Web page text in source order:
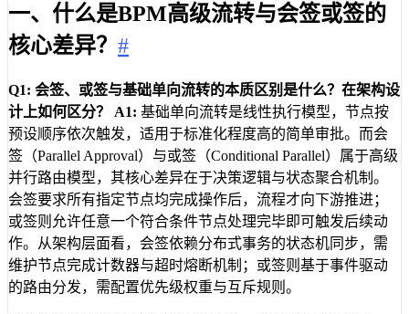
一、什么是BPM高级流转与会签或签的
核心差异？ #
Q1: 会签、或签与基础单向流转的本质区别是什么？在架构设
计上如何区分？
A1: 基础单向流转是线性执行模型，节点按
预设顺序依次触发，适用于标准化程度高的简单审批。而会
签（Parallel Approval）与或签（Conditional Parallel）属于高级
并行路由模型，其核心差异在于决策逻辑与状态聚合机制。
会签要求所有指定节点均完成操作后，流程才向下游推进；
或签则允许任意一个符合条件节点处理完毕即可触发后续动
作。从架构层面看，会签依赖分布式事务的状态机同步，需
维护节点完成计数器与超时熔断机制；或签则基于事件驱动
的路由分发，需配置优先级权重与互斥规则。